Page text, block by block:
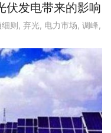
伏发电带来的影响
则, 弃光, 电力市场, 调峰,